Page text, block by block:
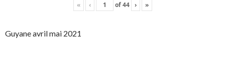
« ‹ of44 › »
Guyane avril mai 2021